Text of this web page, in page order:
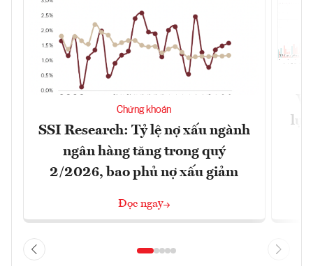
Chứng khoán
SSI Research: Tỷ lệ nợ xấu ngành
ngân hàng tăng trong quý
2/2026, bao phủ nợ xấu giảm
Đọc ngay
lực